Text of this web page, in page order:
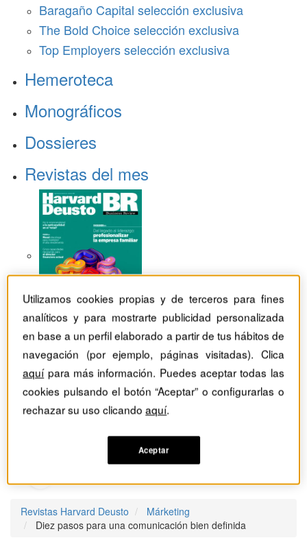
Baragaño Capital selección exclusiva
The Bold Choice selección exclusiva
Top Employers selección exclusiva
Hemeroteca
Monográficos
Dossieres
Revistas del mes
Revistas Harvard Deusto
Márketing
Diez pasos para una comunicación bien definida
Utilizamos cookies propias y de terceros para fines
analíticos y para mostrarte publicidad personalizada
en base a un perfil elaborado a partir de tus hábitos de
navegación (por ejemplo, páginas visitadas). Clica
aquípara más información. Puedes aceptar todas las
cookies pulsando el botón “Aceptar” o configurarlas o
rechazar su uso clicandoaquí.
Aceptar